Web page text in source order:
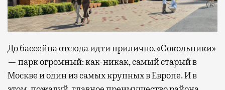
До бассейна отсюда идти прилично. «Сокольники»
— парк огромный: как-никак, самый старый в
Москве и один из самых крупных в Европе. И в